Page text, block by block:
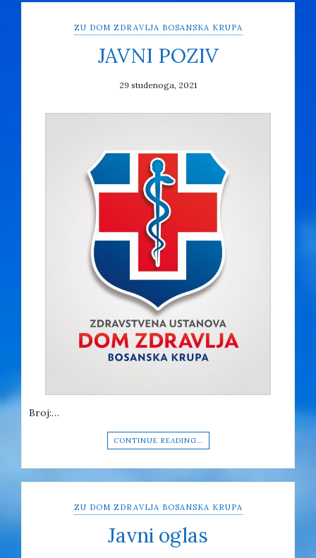
ZU DOM ZDRAVLJA BOSANSKA KRUPA
JAVNI POZIV
29 studenoga, 2021
Broj:…
CONTINUE READING…
ZU DOM ZDRAVLJA BOSANSKA KRUPA
Javni oglas